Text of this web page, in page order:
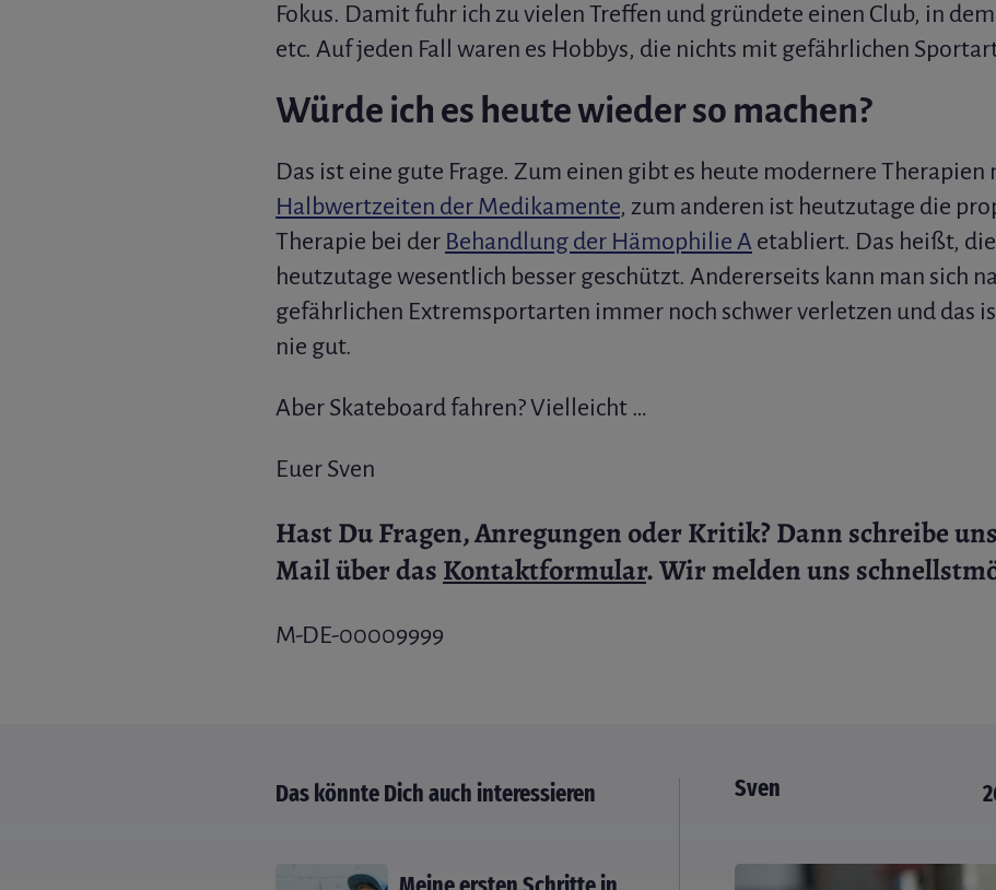
Fokus. Damit fuhr ich zu vielen Treffen und gründete einen Club, in
etc. Auf jeden Fall waren es Hobbys, die nichts mit gefährlichen
Würde ich es heute wieder so machen?
Das ist eine gute Frage. Zum einen gibt es heute modernere
Halbwertzeiten der Medikamente, zum anderen ist heutzutage die
Therapie bei der Behandlung der Hämophilie A etabliert. Das heißt,
heutzutage wesentlich besser geschützt. Andererseits kann man sich
gefährlichen Extremsportarten immer noch schwer verletzen und das
nie gut.
Aber Skateboard fahren? Vielleicht …
Euer Sven
Hast Du Fragen, Anregungen oder Kritik? Dann schreibe
Mail über das Kontaktformular. Wir melden uns
M-DE-00009999
Das könnte Dich auch interessieren Sven